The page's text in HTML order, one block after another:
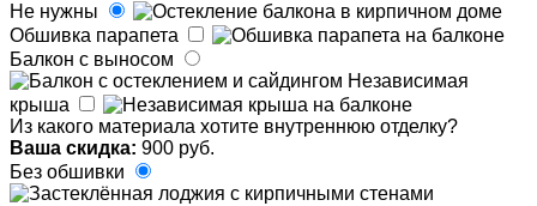
Не нужны
Обшивка парапета
Балкон с выносом
Независимая
крыша
Из какого материала хотите внутреннюю отделку?
Ваша скидка: 900 руб.
Без обшивки